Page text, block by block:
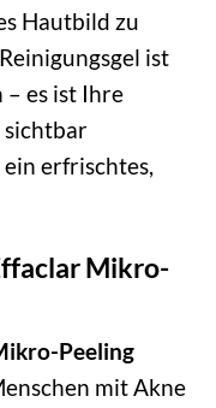
Hautbild zu
ist
es ist Ihre
sichtbar
erfrischtes,
Mikro-
Peeling
mit Akne